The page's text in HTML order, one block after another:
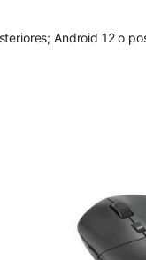
Android 12 o